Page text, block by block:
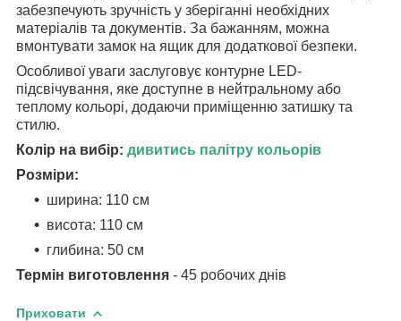
забезпечують зручність у зберіганні необхідних
матеріалів та документів. За бажанням, можна
вмонтувати замок на ящик для додаткової безпеки.
Особливої уваги заслуговує контурне LED-
підсвічування, яке доступне в нейтральному або
теплому кольорі, додаючи приміщенню затишку та
стилю.
Колір на вибір: дивитись палітру кольорів
Розміри:
ширина: 110 см
висота: 110 см
глибина: 50 см
Термін виготовлення - 45 робочих днів
Приховати